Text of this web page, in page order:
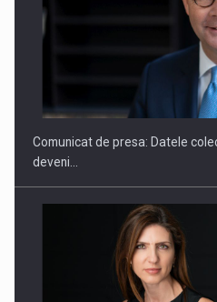
ROOTED IN ROMANIA, BUILT TO
Comunicat de presa: Datele
deveni…